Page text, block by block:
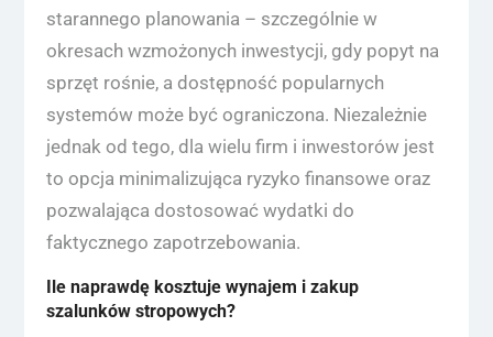
starannego planowania – szczególnie w
okresach wzmożonych inwestycji, gdy popyt na
sprzęt rośnie, a dostępność popularnych
systemów może być ograniczona. Niezależnie
jednak od tego, dla wielu firm i inwestorów jest
to opcja minimalizująca ryzyko finansowe oraz
pozwalająca dostosować wydatki do
faktycznego zapotrzebowania.
Ile naprawdę kosztuje wynajem i zakup
szalunków stropowych?